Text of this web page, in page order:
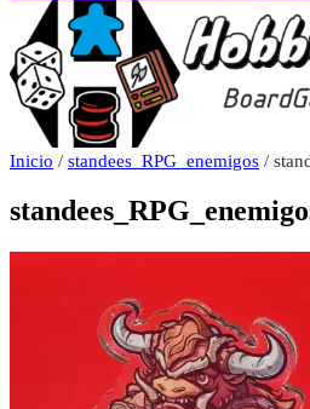
Inicio / standees_RPG_enemigos /